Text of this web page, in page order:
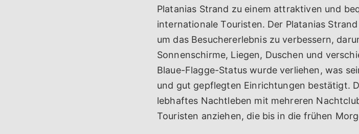
Platanias Strand zu einem attraktiven und
internationale Touristen. Der Platanias
um das Besuchererlebnis zu verbessern,
Sonnenschirme, Liegen, Duschen und
Blaue-Flagge-Status wurde verliehen, was
und gut gepflegten Einrichtungen bestätigt.
lebhaftes Nachtleben mit mehreren
Touristen anziehen, die bis in die frühen